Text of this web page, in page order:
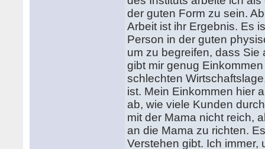
der guten Form zu sein.
Arbeit ist ihr Ergebnis. Es
Person in der guten
um zu begreifen, dass Sie
gibt mir genug
schlechten
ist. Mein Einkommen hier
ab, wie viele Kunden
mit der Mama nicht reich,
an die Mama zu richten.
Verstehen gibt. Ich